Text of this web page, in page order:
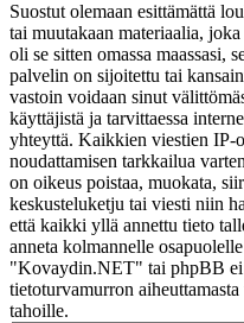
Suostut olemaan esittämättä
tai muutakaan materiaalia,
oli se sitten omassa
palvelin on sijoitettu tai
vastoin voidaan sinut
käyttäjistä ja tarvittaessa
yhteyttä. Kaikkien viestien IP-
noudattamisen tarkkailua
on oikeus poistaa, muokata,
keskusteluketju tai viesti niin
että kaikki yllä annettu tieto
anneta kolmannelle
"Kovaydin.NET" tai phpBB ei
tietoturvamurron
tahoille.